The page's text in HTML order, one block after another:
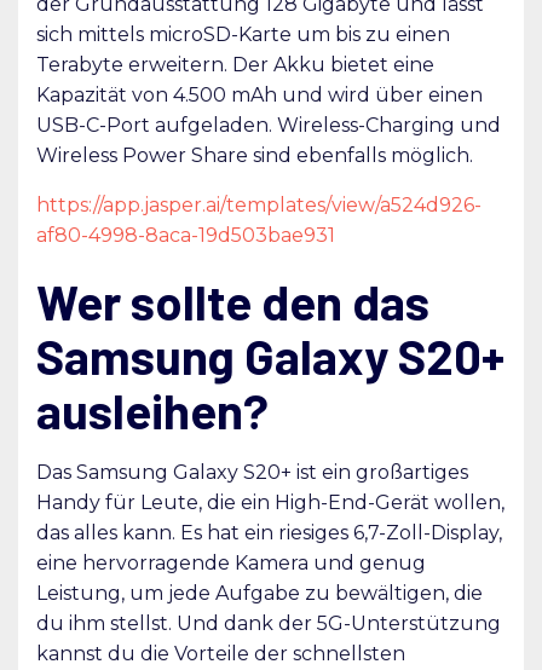
sich mittels microSD-Karte um bis zu einen
Terabyte erweitern. Der Akku bietet eine
Kapazität von 4.500 mAh und wird über einen
USB-C-Port aufgeladen. Wireless-Charging und
Wireless Power Share sind ebenfalls möglich.
https://app.jasper.ai/templates/view/a524d926-
af80-4998-8aca-19d503bae931
Wer sollte den das
Samsung Galaxy S20+
ausleihen?
Das Samsung Galaxy S20+ ist ein großartiges
Handy für Leute, die ein High-End-Gerät wollen,
das alles kann. Es hat ein riesiges 6,7-Zoll-Display,
eine hervorragende Kamera und genug
Leistung, um jede Aufgabe zu bewältigen, die
du ihm stellst. Und dank der 5G-Unterstützung
kannst du die Vorteile der schnellsten